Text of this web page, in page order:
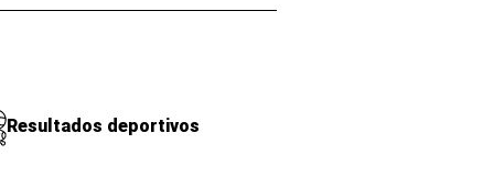
Resultados deportivos